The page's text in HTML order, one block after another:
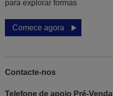
para explorar formas
Comece agora
Contacte-nos
Telefone de apoio Pré-Venda